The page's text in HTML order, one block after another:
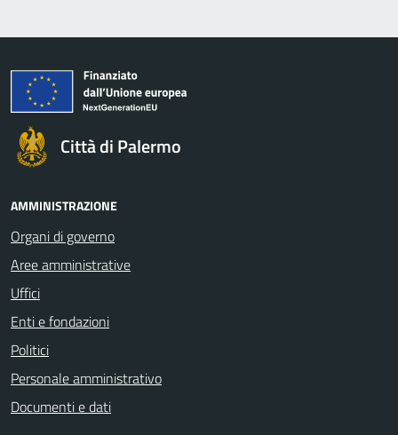
Città di Palermo
AMMINISTRAZIONE
Organi di governo
Aree amministrative
Uffici
Enti e fondazioni
Politici
Personale amministrativo
Documenti e dati